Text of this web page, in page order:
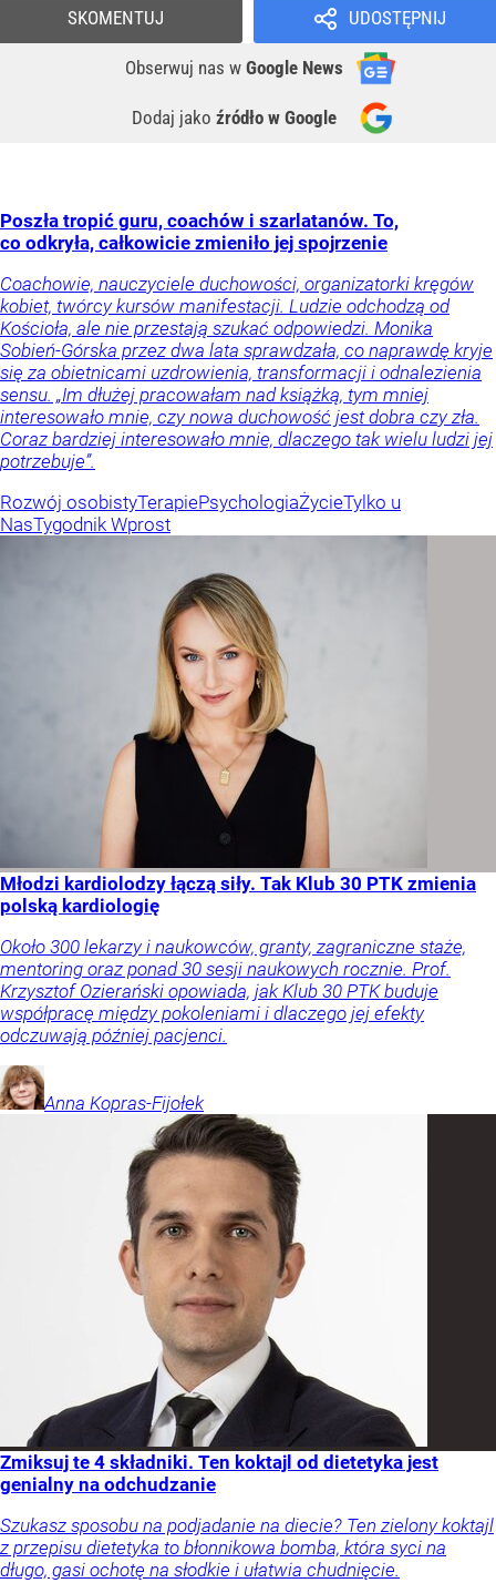
UDOSTĘPNIJ
Obserwuj nas w Google News
Dodaj jako źródło w Google
SKOMENTUJ
Poszła tropić guru, coachów i szarlatanów. To,
co odkryła, całkowicie zmieniło jej spojrzenie
Coachowie, nauczyciele duchowości, organizatorki kręgów
kobiet, twórcy kursów manifestacji. Ludzie odchodzą od
Kościoła, ale nie przestają szukać odpowiedzi. Monika
Sobień-Górska przez dwa lata sprawdzała, co naprawdę kryje
się za obietnicami uzdrowienia, transformacji i odnalezienia
sensu. „Im dłużej pracowałam nad książką, tym mniej
interesowało mnie, czy nowa duchowość jest dobra czy zła.
Coraz bardziej interesowało mnie, dlaczego tak wielu ludzi jej
potrzebuje”.
Rozwój osobistyTerapiePsychologiaŻycieTylko u
NasTygodnik Wprost
Młodzi kardiolodzy łączą siły. Tak Klub 30 PTK zmienia
polską kardiologię
Około 300 lekarzy i naukowców, granty, zagraniczne staże,
mentoring oraz ponad 30 sesji naukowych rocznie. Prof.
Krzysztof Ozierański opowiada, jak Klub 30 PTK buduje
współpracę między pokoleniami i dlaczego jej efekty
odczuwają później pacjenci.
Anna Kopras-Fijołek
Zmiksuj te 4 składniki. Ten koktajl od dietetyka jest
genialny na odchudzanie
Szukasz sposobu na podjadanie na diecie? Ten zielony koktajl
z przepisu dietetyka to błonnikowa bomba, która syci na
długo, gasi ochotę na słodkie i ułatwia chudnięcie.